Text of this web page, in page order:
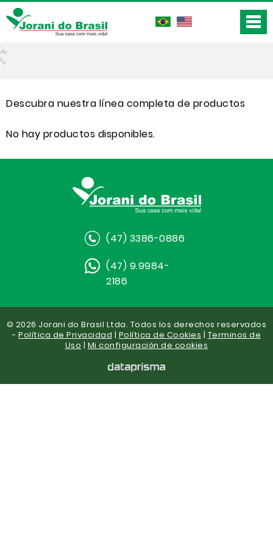
Descubra nuestra línea completa de productos
No hay productos disponibles.
(47) 3386-0886
(47) 9.9984-
2186
© 2026 Jorani do Brasil Ltda. Todos los derechos reservados
- Política de Privacidad | Política de Cookies | Terminos de
Uso | Mi configuración de cookies